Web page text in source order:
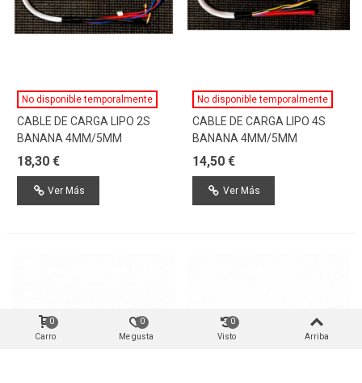
No disponible temporalmente
CABLE DE CARGA LIPO 2S
BANANA 4MM/5MM
18,30 €
Ver Más
No disponible temporalmente
CABLE DE CARGA LIPO 4S
BANANA 4MM/5MM
14,50 €
Ver Más
Carro
0
Me gusta
0
Visto
0
Arriba